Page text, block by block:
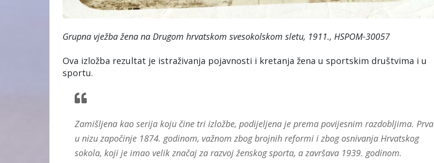
Grupna vježba žena na Drugom hrvatskom svesokolskom sletu, 1911., HSPOM-30057
Ova izložba rezultat je istraživanja pojavnosti i kretanja žena u sportskim društvima i u
sportu.
Zamišljena kao serija koju čine tri izložbe, podijeljena je prema povijesnim razdobljima. Prva
u nizu započinje 1874. godinom, važnom zbog brojnih reformi i zbog osnivanja Hrvatskog
sokola, koji je imao velik značaj za razvoj ženskog sporta, a završava 1939. godinom.